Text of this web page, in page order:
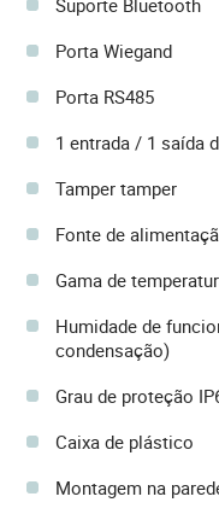
Suporte Bluetooth
Porta Wiegand
Porta RS485
1 entrada / 1 saída
Tamper tamper
Fonte de
Gama de
Humidade de
condensação)
Grau de proteção
Caixa de plástico
Montagem na